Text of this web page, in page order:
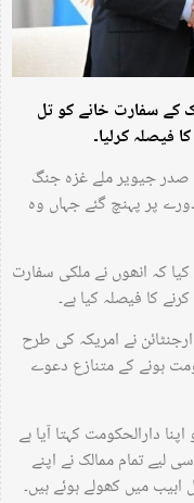
کے سفارت خانے کو تل
فیصلہ کرلیا۔
صدر جیویر ملے غزہ جنگ
پر پہنچ گئے جہاں وہ
کہ انھوں نے ملکی سفارت
کا فیصلہ کیا ہے۔
نے امریکہ کی طرح
ہونے کے متنازع دعوے
دارالحکومت کہتا آیا ہے
لیے تمام ممالک نے اپنے
میں کھولے ہوئے ہیں۔